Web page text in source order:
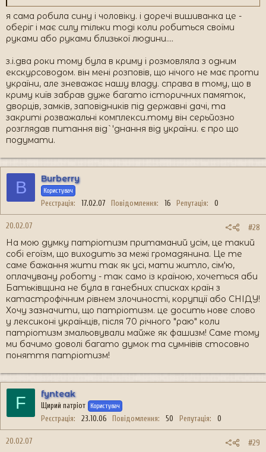
я сама робила сину і чоловіку. і доречі вишиванка це -
оберіг і має силу тільки тоді коли робиться своїми
руками або руками близької людини....
з.і.два роки тому була в криму і розмовляла з одним
екскурсоводом. він мені розповів, що нічого не має проти
україни, але зневажає нашу владу. справа в тому, що в
криму київ забрав дуже багато історичних памяток,
дворців, замків, заповідників під державні дачі, та
закриті розважальні комплекси.тому він серьйозно
розглядав питання від`'днання від україни. є про що
подумати.
B Burberry
Користувач
Реєстрація 17.02.07 Повідомлення 16 Репутація 0
20.02.07 #28
На мою думку патріотизм притаманий усім, це такий
собі егоїзм, що виходить за межі громадянина. Це те
саме бажання жити так як усі, мати житло, сім'ю,
оплачувану роботу - так само із країною, хочеться аби
Батьківщина не була в ганебних списках країн з
катастрофічним рівнем злочиності, корупції або СНІДУ!
Хочу зазначити, що патріотизм. це досить нове слово
у лексиконі українців, після 70 річного "раю" коли
патріотизм змальовували майже як фашизм! Саме тому
ми бачимо доволі багато думок та сумнівів стосовно
поняття патріотизм!
F fynteak
Щирий патріот Користувач
Реєстрація 23.10.06 Повідомлення 50 Репутація 0
20.02.07 #29